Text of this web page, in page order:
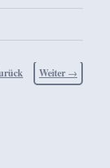
Weiter →